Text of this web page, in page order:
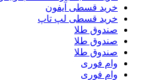
خرید قسطی آیفون
خرید قسطی لپ تاپ
صندوق طلا
صندوق طلا
صندوق طلا
وام فوری
وام فوری